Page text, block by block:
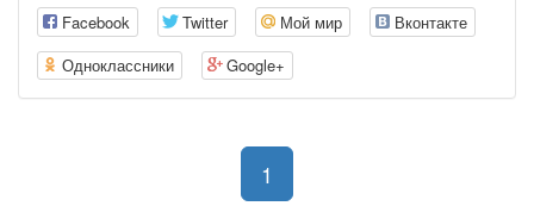
Facebook Twitter Мой мир
Вконтакте
Одноклассники
Google+
1